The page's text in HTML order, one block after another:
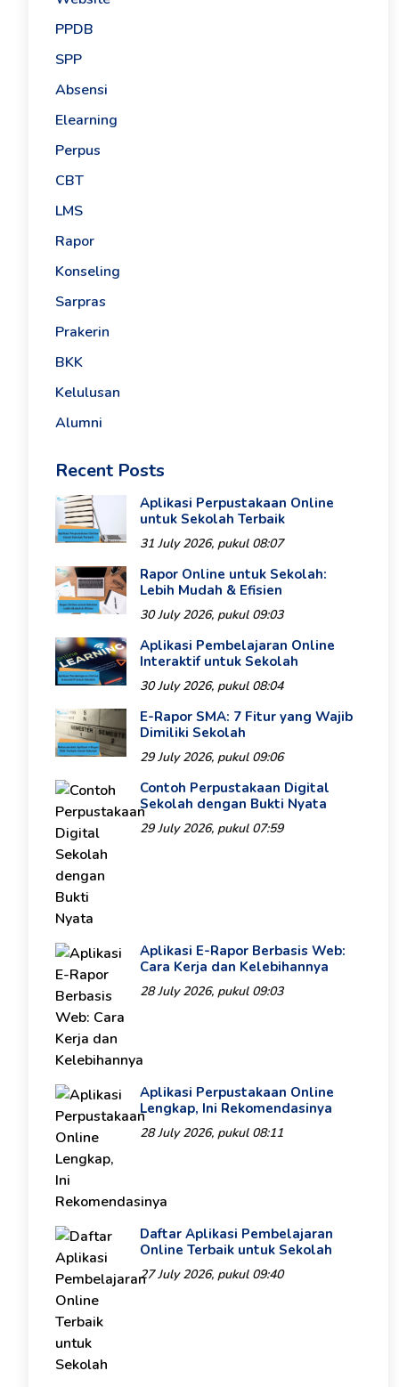
PPDB
SPP
Absensi
Elearning
Perpus
CBT
LMS
Rapor
Konseling
Sarpras
Prakerin
BKK
Kelulusan
Alumni
Recent Posts
Aplikasi Perpustakaan Online
untuk Sekolah Terbaik
31 July 2026, pukul 08:07
Rapor Online untuk Sekolah:
Lebih Mudah & Efisien
30 July 2026, pukul 09:03
Aplikasi Pembelajaran Online
Interaktif untuk Sekolah
30 July 2026, pukul 08:04
E-Rapor SMA: 7 Fitur yang Wajib
Dimiliki Sekolah
29 July 2026, pukul 09:06
Contoh Perpustakaan Digital
Sekolah dengan Bukti Nyata
29 July 2026, pukul 07:59
Aplikasi E-Rapor Berbasis Web:
Cara Kerja dan Kelebihannya
28 July 2026, pukul 09:03
Aplikasi Perpustakaan Online
Lengkap, Ini Rekomendasinya
28 July 2026, pukul 08:11
Daftar Aplikasi Pembelajaran
Online Terbaik untuk Sekolah
27 July 2026, pukul 09:40